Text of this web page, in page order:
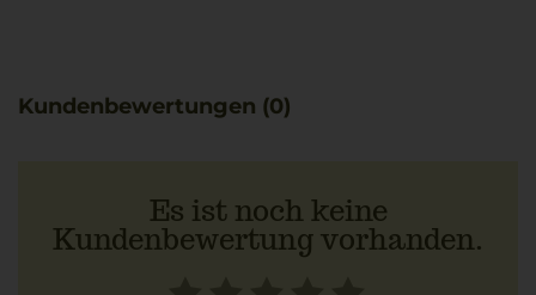
des Weins unterstreicht.
Kundenbewertungen (0)
Es ist noch keine
Kundenbewertung vorhanden.